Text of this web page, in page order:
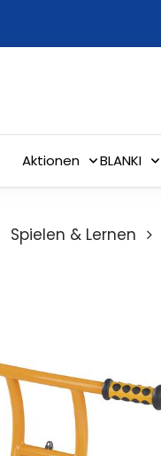
Aktionen BLANKI
Spielen & Lernen